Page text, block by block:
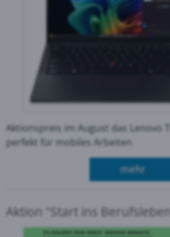
Aktionspreis im August das Lenovo
perfekt für mobiles Arbeiten
mehrüber
Aktion "Start ins